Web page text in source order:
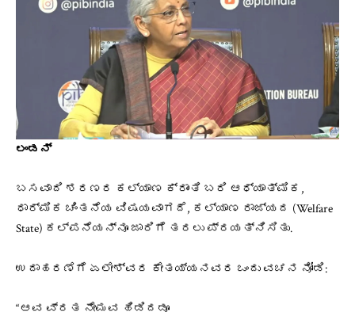
ಲಂಡನ್
ಬಸವಾದಿ ಶರಣರ ಕಲ್ಯಾಣ ಕ್ರಾಂತಿ ಬರಿ ಆಧ್ಯಾತ್ಮಿಕ,
ಧಾರ್ಮಿಕ ಚಿಂತನೆಯ ವಿಷಯವಾಗದೆ, ಕಲ್ಯಾಣ ರಾಜ್ಯದ (Welfare
State) ಕಲ್ಪನೆಯನ್ನೂ ಜಾರಿಗೆ ತರಲು ಪ್ರಯತ್ನಿಸಿತು.
ಉದಾಹರಣೆಗೆ ಏಲೇಶ್ವರ ಕೇತಯ್ಯನವರ ಒಂದು ವಚನ ನೋಡಿ:
“ಆವ ವ್ರತ ನೇಮವ ಹಿಡಿದಡೂ